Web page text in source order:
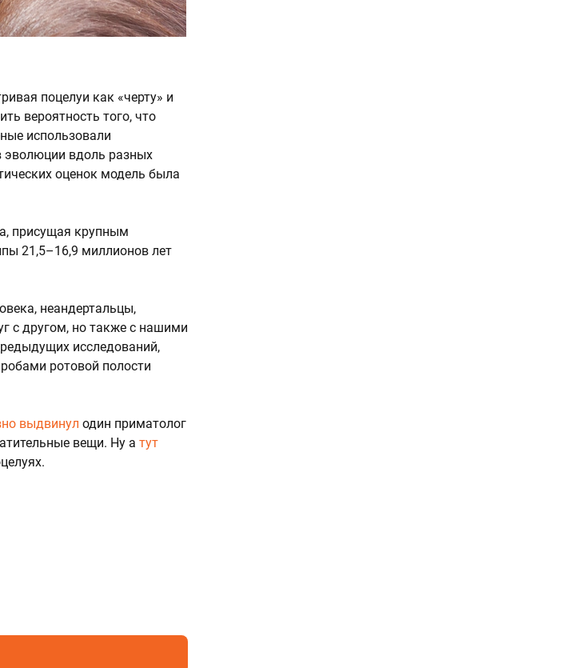
поцелуи как «черту» и
вероятность того, что
использовали
эволюции вдоль разных
оценок модель была
присущая крупным
21,5–16,9 миллионов лет
неандертальцы,
с другом, но также с нашими
исследований,
ротовой полости
выдвинул один приматолог
вещи. Ну а тут